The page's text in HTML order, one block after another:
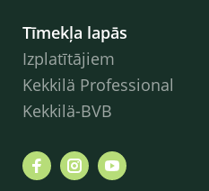
Tīmekļa lapās
Izplatītājiem
Kekkilä Professional
Kekkilä-BVB